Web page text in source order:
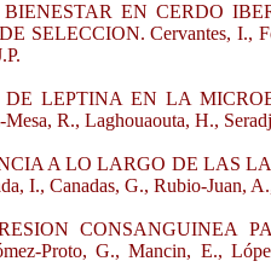
EN CERDO
Cervantes, I.,
LEPTINA EN LA
R., Laghouaouta, H.,
A LO LARGO DE LAS
I., Canadas, G., Rubio-Juan,
CONSANGUINEA
Proto, G., Mancin, E.,